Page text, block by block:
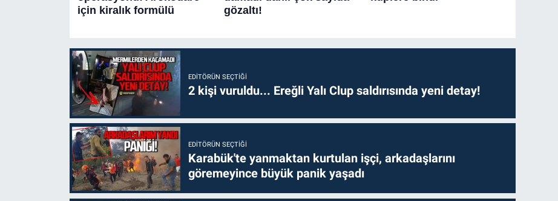
EDITÖRÜN SEÇTIĞI
2 kişi vuruldu... Ereğli Yalı Clup saldırısında yeni detay!
EDITÖRÜN SEÇTIĞI
Karabük'te yanmaktan kurtulan işçi, arkadaşlarını
göremeyince büyük panik yaşadı